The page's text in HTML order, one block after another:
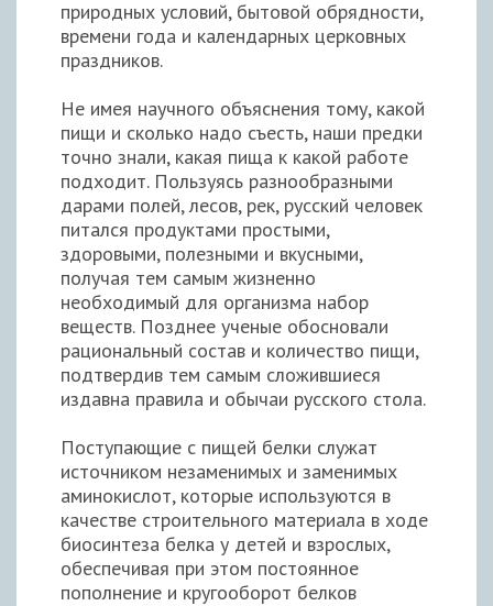
природных условий, бытовой обрядности,
времени года и календарных церковных
праздников.
Не имея научного объяснения тому, какой
пищи и сколько надо съесть, наши предки
точно знали, какая пища к какой работе
подходит. Пользуясь разнообразными
дарами полей, лесов, рек, русский человек
питался продуктами простыми,
здоровыми, полезными и вкусными,
получая тем самым жизненно
необходимый для организма набор
веществ. Позднее ученые обосновали
рациональный состав и количество пищи,
подтвердив тем самым сложившиеся
издавна правила и обычаи русского стола.
Поступающие с пищей белки служат
источником незаменимых и заменимых
аминокислот, которые используются в
качестве строительного материала в ходе
биосинтеза белка у детей и взрослых,
обеспечивая при этом постоянное
пополнение и кругооборот белков